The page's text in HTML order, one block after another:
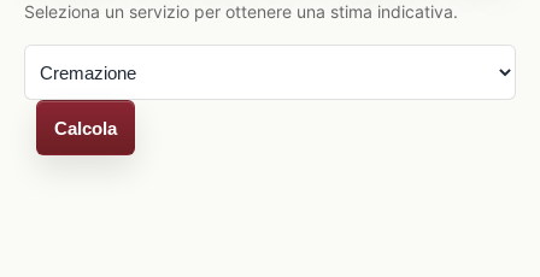
Seleziona un servizio per ottenere una stima indicativa.
Calcola